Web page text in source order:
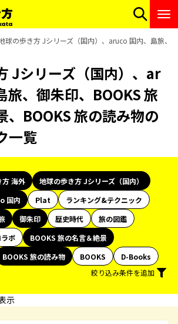
球の歩き方 Jシリーズ（国内）、aruco 国内、島旅、
Jシリーズ（国内）、ar
旅、御朱印、BOOKS 旅
、BOOKS 旅の読み物の
一覧
方 海外
地球の歩き方 Jシリーズ（国内）
国内 Plat
ランキング&テクニック
御朱印 歴史時代
旅の図鑑
ボ
BOOKS 旅の名言＆絶景
BOOKS 旅の読み物 BOOKS
D-Books
絞り込み条件を追加
示